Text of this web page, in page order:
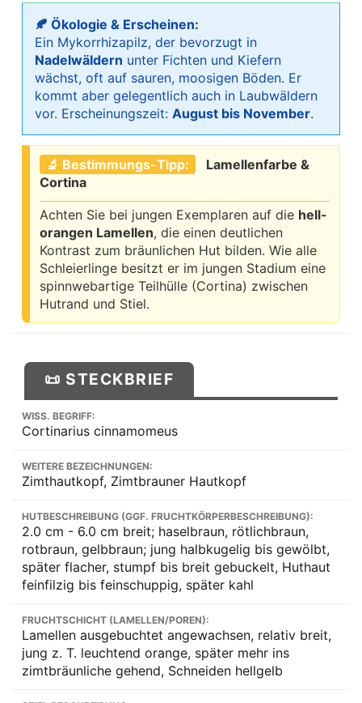
🍂 Ökologie & Erscheinen:
Ein Mykorrhizapilz, der bevorzugt in
Nadelwäldern unter Fichten und Kiefern
wächst, oft auf sauren, moosigen Böden. Er
kommt aber gelegentlich auch in Laubwäldern
vor. Erscheinungszeit: August bis November.
🔬 Bestimmungs-Tipp:
Lamellenfarbe &
Cortina
Achten Sie bei jungen Exemplaren auf die hell-
orangen Lamellen, die einen deutlichen
Kontrast zum bräunlichen Hut bilden. Wie alle
Schleierlinge besitzt er im jungen Stadium eine
spinnwebartige Teilhülle (Cortina) zwischen
Hutrand und Stiel.
📜 STECKBRIEF
WISS. BEGRIFF:
Cortinarius cinnamomeus
WEITERE BEZEICHNUNGEN:
Zimthautkopf, Zimtbrauner Hautkopf
HUTBESCHREIBUNG (GGF. FRUCHTKÖRPERBESCHREIBUNG):
2.0 cm - 6.0 cm breit; haselbraun, rötlichbraun,
rotbraun, gelbbraun; jung halbkugelig bis gewölbt,
später flacher, stumpf bis breit gebuckelt, Huthaut
feinfilzig bis feinschuppig, später kahl
FRUCHTSCHICHT (LAMELLEN/POREN):
Lamellen ausgebuchtet angewachsen, relativ breit,
jung z. T. leuchtend orange, später mehr ins
zimtbräunliche gehend, Schneiden hellgelb